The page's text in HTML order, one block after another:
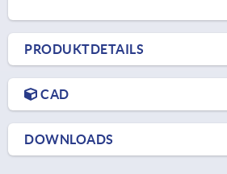
PRODUKTDETAILS
CAD
DOWNLOADS